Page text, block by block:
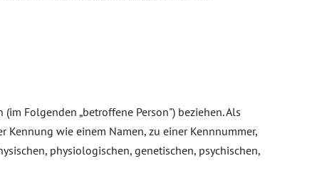
Folgenden „betroffene Person") beziehen. Als
wie einem Namen, zu einer Kennnummer,
physiologischen, genetischen, psychischen,